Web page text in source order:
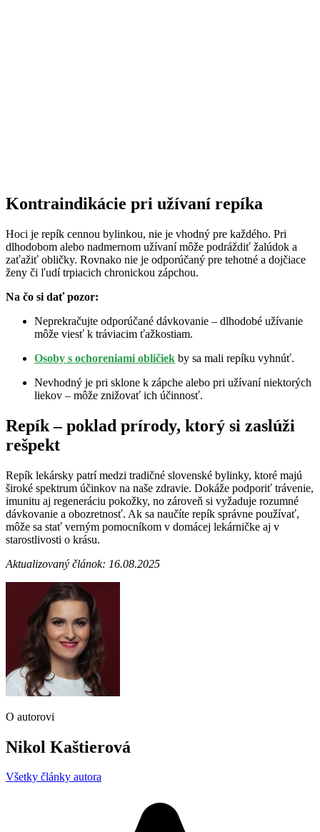
Kontraindikácie pri užívaní repíka
Hoci je repík cennou bylinkou, nie je vhodný pre každého. Pri
dlhodobom alebo nadmernom užívaní môže podráždiť žalúdok a
zaťažiť obličky. Rovnako nie je odporúčaný pre tehotné a dojčiace
ženy či ľudí trpiacich chronickou zápchou.
Na čo si dať pozor:
Neprekračujte odporúčané dávkovanie – dlhodobé užívanie
môže viesť k tráviacim ťažkostiam.
Osoby s ochoreniami obličiek by sa mali repíku vyhnúť.
Nevhodný je pri sklone k zápche alebo pri užívaní niektorých
liekov – môže znižovať ich účinnosť.
Repík – poklad prírody, ktorý si zaslúži
rešpekt
Repík lekársky patrí medzi tradičné slovenské bylinky, ktoré majú
široké spektrum účinkov na naše zdravie. Dokáže podporiť trávenie,
imunitu aj regeneráciu pokožky, no zároveň si vyžaduje rozumné
dávkovanie a obozretnosť. Ak sa naučíte repík správne používať,
môže sa stať verným pomocníkom v domácej lekárničke aj v
starostlivosti o krásu.
Aktualizovaný článok: 16.08.2025
O autorovi
Nikol Kaštierová
Všetky články autora